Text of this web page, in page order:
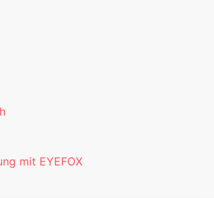
mit EYEFOX